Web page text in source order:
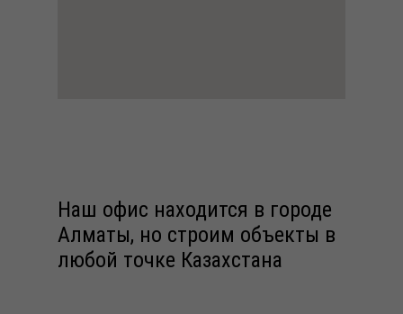
Наш офис находится в городе
Алматы, но строим объекты в
любой точке Казахстана